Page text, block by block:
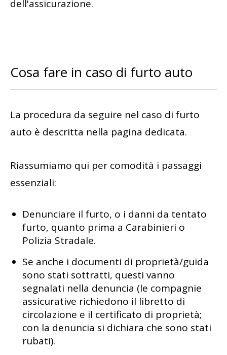
dell'assicurazione.
Cosa fare in caso di furto auto
La procedura da seguire nel caso di furto
auto è descritta nella pagina dedicata.
Riassumiamo qui per comodità i passaggi
essenziali:
Denunciare il furto, o i danni da tentato
furto, quanto prima a Carabinieri o
Polizia Stradale.
Se anche i documenti di proprietà/guida
sono stati sottratti, questi vanno
segnalati nella denuncia (le compagnie
assicurative richiedono il libretto di
circolazione e il certificato di proprietà;
con la denuncia si dichiara che sono stati
rubati).